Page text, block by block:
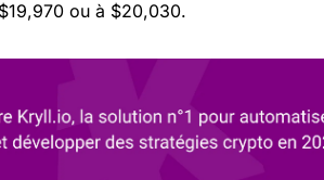
ou à $20,030.